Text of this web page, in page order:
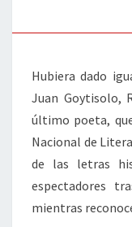
Hubiera dado
Juan Goytisolo,
último poeta,
Nacional de
de las letras
espectadores
mientras